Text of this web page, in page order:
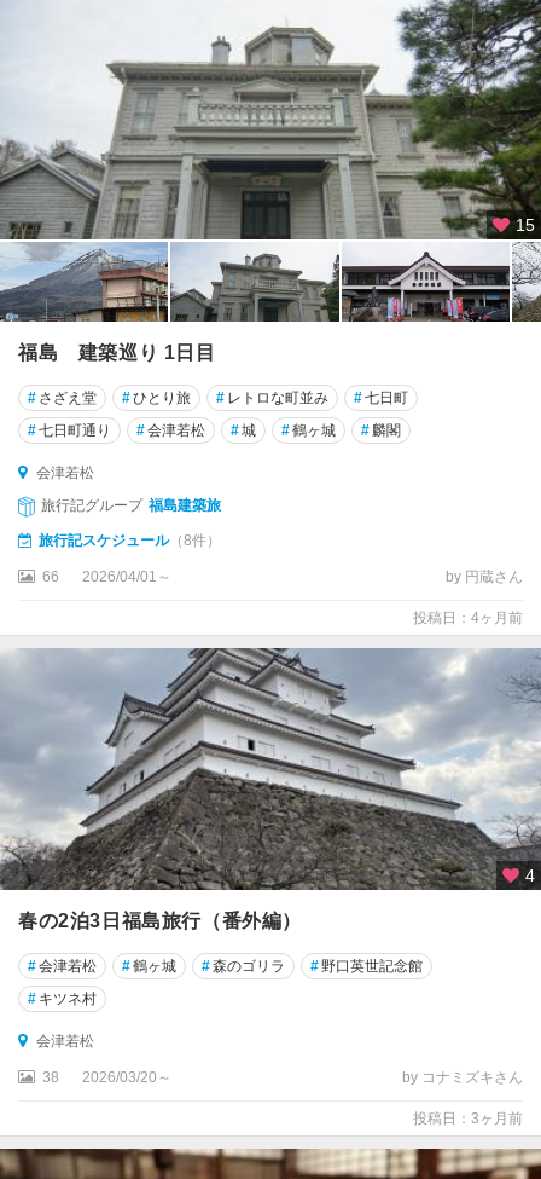
15
福島 建築巡り 1日目
# さざえ堂 #ひとり旅 # レトロな町並み #七日町
#七日町通り #会津若松 #城 #鶴ヶ城 # 麟閣
会津若松
旅行記グループ 福島建築旅
旅行記スケジュール（8件）
66 2026/04/01～ by 円蔵さん
投稿日：4ヶ月前
4
春の2泊3日福島旅行（番外編）
#会津若松 #鶴ヶ城 #森のゴリラ #野口英世記念館
# キツネ村
会津若松
38 2026/03/20～ by コナミズキさん
投稿日：3ヶ月前